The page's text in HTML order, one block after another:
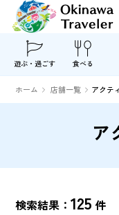
遊ぶ・過ごす 食べる
ホーム 店舗一覧 アクテ
ア
検索結果：125 件